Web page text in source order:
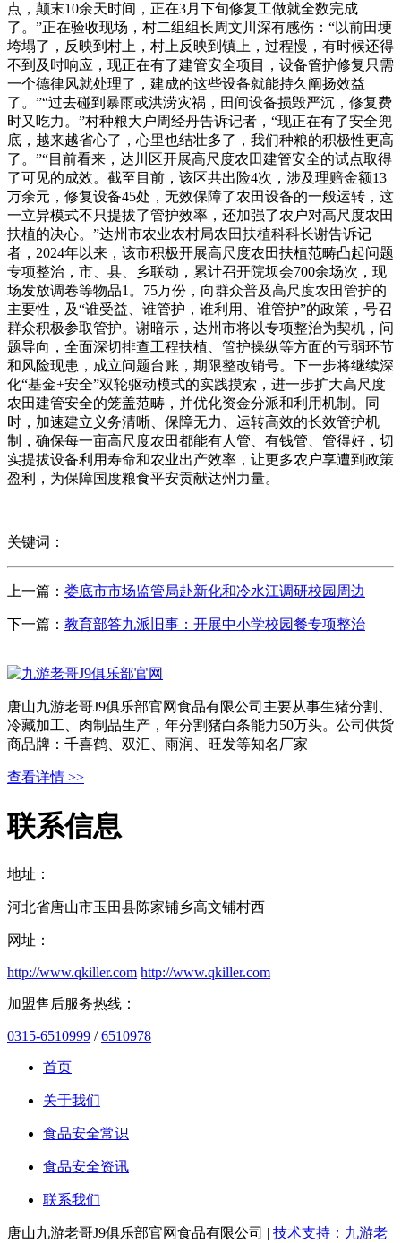
点，颠末10余天时间，正在3月下旬修复工做就全数完成
了。”正在验收现场，村二组组长周文川深有感伤：“以前田埂
垮塌了，反映到村上，村上反映到镇上，过程慢，有时候还得
不到及时响应，现正在有了建管安全项目，设备管护修复只需
一个德律风就处理了，建成的这些设备就能持久阐扬效益
了。”“过去碰到暴雨或洪涝灾祸，田间设备损毁严沉，修复费
时又吃力。”村种粮大户周经丹告诉记者，“现正在有了安全兜
底，越来越省心了，心里也结壮多了，我们种粮的积极性更高
了。”“目前看来，达川区开展高尺度农田建管安全的试点取得
了可见的成效。截至目前，该区共出险4次，涉及理赔金额13
万余元，修复设备45处，无效保障了农田设备的一般运转，这
一立异模式不只提拔了管护效率，还加强了农户对高尺度农田
扶植的决心。”达州市农业农村局农田扶植科科长谢告诉记
者，2024年以来，该市积极开展高尺度农田扶植范畴凸起问题
专项整治，市、县、乡联动，累计召开院坝会700余场次，现
场发放调卷等物品1。75万份，向群众普及高尺度农田管护的
主要性，及“谁受益、谁管护，谁利用、谁管护”的政策，号召
群众积极参取管护。谢暗示，达州市将以专项整治为契机，问
题导向，全面深切排查工程扶植、管护操纵等方面的亏弱环节
和风险现患，成立问题台账，期限整改销号。下一步将继续深
化“基金+安全”双轮驱动模式的实践摸索，进一步扩大高尺度
农田建管安全的笼盖范畴，并优化资金分派和利用机制。同
时，加速建立义务清晰、保障无力、运转高效的长效管护机
制，确保每一亩高尺度农田都能有人管、有钱管、管得好，切
实提拔设备利用寿命和农业出产效率，让更多农户享遭到政策
盈利，为保障国度粮食平安贡献达州力量。
关键词：
上一篇： 娄底市市场监管局赴新化和冷水江调研校园周边
下一篇： 教育部答九派旧事：开展中小学校园餐专项整治
唐山九游老哥J9俱乐部官网食品有限公司主要从事生猪分割、
冷藏加工、肉制品生产，年分割猪白条能力50万头。公司供货
商品牌：千喜鹤、双汇、雨润、旺发等知名厂家
查看详情 >>
联系信息
地址：
河北省唐山市玉田县陈家铺乡高文铺村西
网址：
http://www.qkiller.com http://www.qkiller.com
加盟售后服务热线：
0315-6510999 /6510978
首页
关于我们
食品安全常识
食品安全资讯
联系我们
唐山九游老哥J9俱乐部官网食品有限公司 | 技术支持：九游老